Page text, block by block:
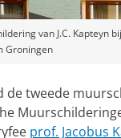
van J.C. Kapteyn
Groningen
de tweede
prof. Jacobus